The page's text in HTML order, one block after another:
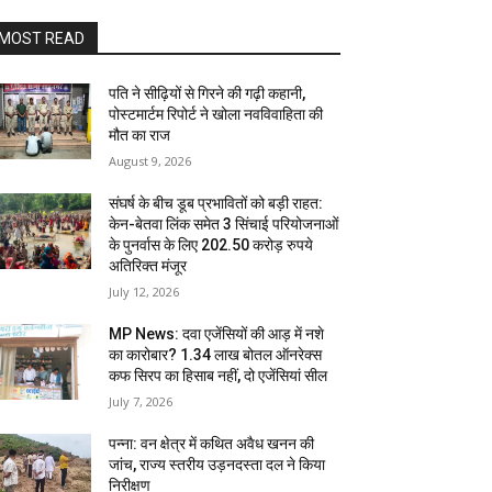
READ
पति ने सीढ़ियों से गिरने की गढ़ी कहानी,
पोस्टमार्टम रिपोर्ट ने खोला नवविवाहिता की
मौत का राज
August 9, 2026
संघर्ष के बीच डूब प्रभावितों को बड़ी राहत:
केन-बेतवा लिंक समेत 3 सिंचाई परियोजनाओं
के पुनर्वास के लिए 202.50 करोड़ रुपये
अतिरिक्त मंजूर
July 12, 2026
MP News: दवा एजेंसियों की आड़ में नशे
का कारोबार? 1.34 लाख बोतल ऑनरेक्स
कफ सिरप का हिसाब नहीं, दो एजेंसियां सील
July 7, 2026
पन्ना: वन क्षेत्र में कथित अवैध खनन की
जांच, राज्य स्तरीय उड़नदस्ता दल ने किया
निरीक्षण